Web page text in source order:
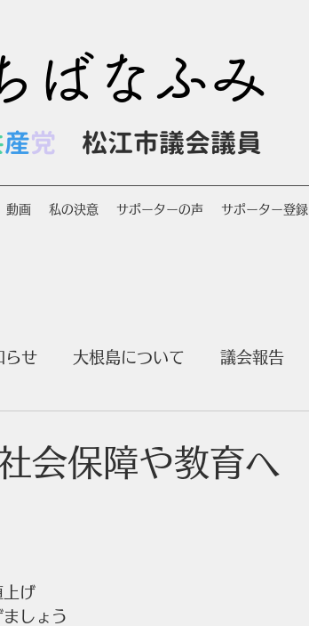
ばなふみ
産党 松江市議会議員
動画 私の決意 サポーターの声 サポーター登録
らせ 大根島について 議会報告
会保障や教育へ
上げ
しょう